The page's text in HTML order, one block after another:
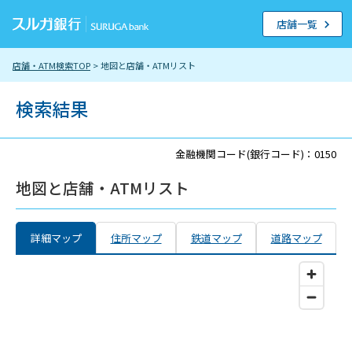
店舗・ATM検索TOP > 地図と店舗・ATMリスト
店舗一覧
検索結果
金融機関コード(銀行コード)：0150
地図と店舗・ATMリスト
詳細マップ 住所マップ 鉄道マップ 道路マップ